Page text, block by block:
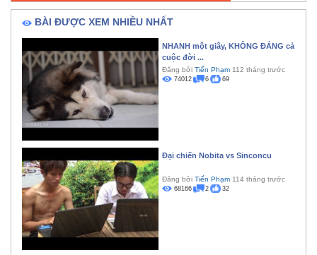
BÀI ĐƯỢC XEM NHIỀU NHẤT
NHANH một giây, KHÔNG ĐÁNG cả
cuộc đời ...
Đăng bởi Tiến Phạm 112 tháng trước
74012 6 69
Đại chiến Nobita vs Sinconcu
Đăng bởi Tiến Phạm 114 tháng trước
68166 2 32